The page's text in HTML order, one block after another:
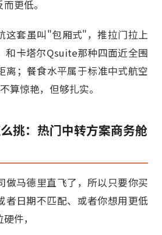
更低。
这套虽叫"包厢式"，推拉门拉上
和卡塔尔Qsuite那种四面近全围
；餐食水平属于标准中式航空
算惊艳，但够扎实。
挑：热门中转方案商务舱
做马德里直飞了，所以只要你买
者日期不匹配、或者你想用更低
件，